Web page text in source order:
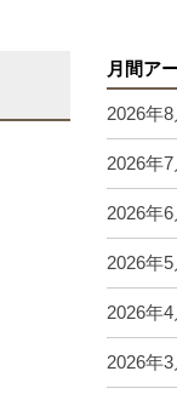
月間ア
2026年8
2026年7
2026年6
2026年5
2026年4
2026年3